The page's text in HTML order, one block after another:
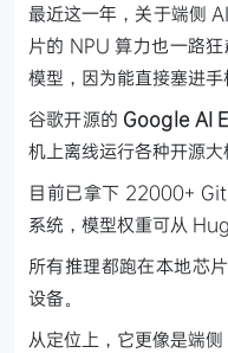
最近这一年，关于端侧
片的 NPU 算力也一路
模型，因为能直接塞进手
谷歌开源的 Google AI
机上离线运行各种开源大
目前已拿下 22000+
系统，模型权重可从
所有推理都跑在本地芯
设备。
从定位上，它更像是端